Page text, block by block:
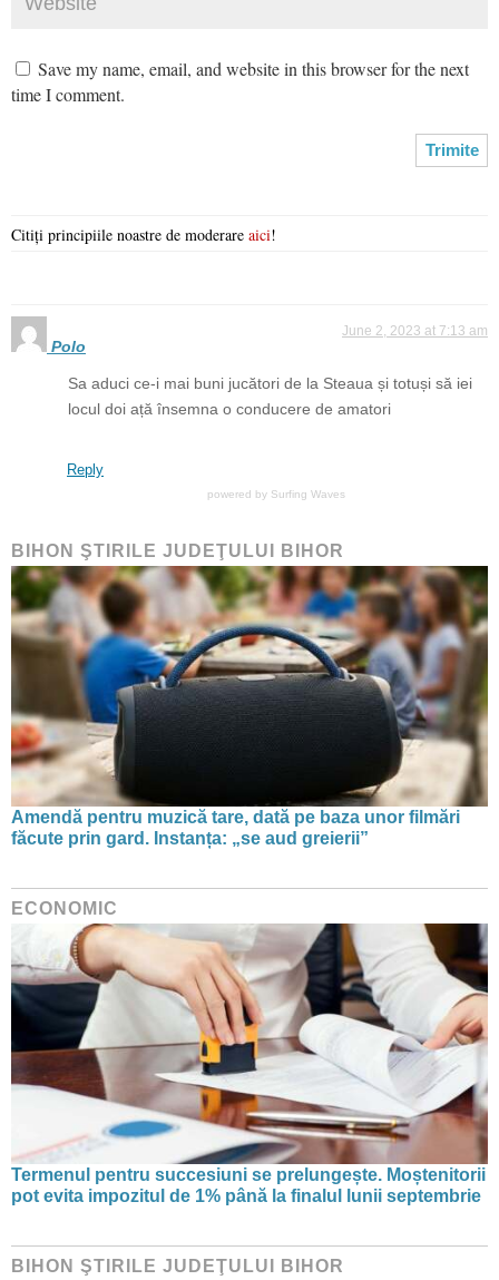
Save my name, email, and website in this browser for the next
time I comment.
Citiți principiile noastre de moderare aici!
Polo
June 2, 2023 at 7:13 am
Sa aduci ce-i mai buni jucători de la Steaua și totuși să iei
locul doi ață însemna o conducere de amatori
Reply
powered by Surfing Waves
BIHON ŞTIRILE JUDEŢULUI BIHOR
Amendă pentru muzică tare, dată pe baza unor filmări
făcute prin gard. Instanța: „se aud greierii”
ECONOMIC
Termenul pentru succesiuni se prelungește. Moștenitorii
pot evita impozitul de 1% până la finalul lunii septembrie
BIHON ŞTIRILE JUDEŢULUI BIHOR